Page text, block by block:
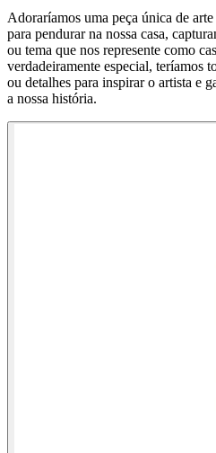
Adoraríamos uma peça única de
para pendurar na nossa casa,
ou tema que nos represente como
verdadeiramente especial, teríamos
ou detalhes para inspirar o artista e
a nossa história.